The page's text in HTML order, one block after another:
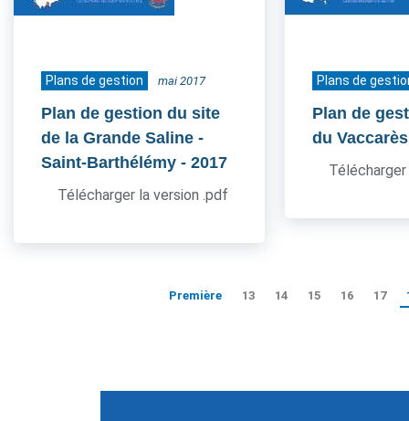
Plans de gestion mai 2017
Plan de gestion du site
de la Grande Saline -
Saint-Barthélémy - 2017
Télécharger la version .pdf
Plans de
Plan de
du Vaccarès
Première 13 14 15 16 17